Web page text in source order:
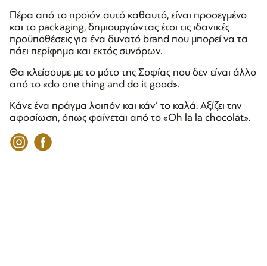
Πέρα από το προϊόν αυτό καθαυτό, είναι προσεγμένο
και το packaging, δημιουργώντας έτσι τις ιδανικές
προϋποθέσεις για ένα δυνατό brand που μπορεί να τα
πάει περίφημα και εκτός συνόρων.
Θα κλείσουμε με το μότο της Σοφίας που δεν είναι άλλο
από το «do one thing and do it good».
Κάνε ένα πράγμα λοιπόν και κάν’ το καλά. Αξίζει την
αφοσίωση, όπως φαίνεται από το «Oh la la chocolat».